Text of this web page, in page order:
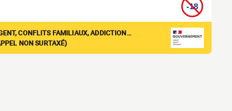
CONFLITS FAMILIAUX, ADDICTION…
NON SURTAXÉ)